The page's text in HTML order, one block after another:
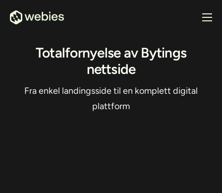
ProsjekterTotalfornyelse av Bytings
nettside
Fra enkel landingsside til en komplett digital
plattform